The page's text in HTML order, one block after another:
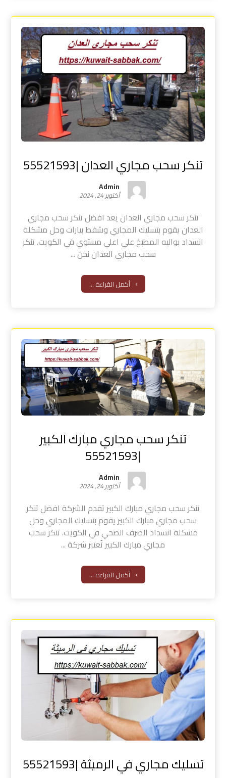
تنكر سحب مجاري العدان |55521593
Admin
أكتوبر 24, 2024
تنكر سحب مجاري العدان يعد افضل تنكر سحب مجاري
العدان يقوم بتسليك المجاري وشفط بيارات وحل مشكلة
انسداد بواليه المطبخ علي اعلي مستوي في الكويت. تنكر
سحب مجاري العدان نحن ...
أكمل القراءة ...
تنكر سحب مجاري مبارك الكبير
|55521593
Admin
أكتوبر 24, 2024
تنكر سحب مجاري مبارك الكبير تقدم الشركة افضل تنكر
سحب مجاري مبارك الكبير يقوم بتسليك المجاري وحل
مشكلة انسداد الصرف الصحي في الكويت. تنكر سحب
مجاري مبارك الكبير تُعتبر شركة ...
أكمل القراءة ...
تسليك مجاري في الرميثة |55521593